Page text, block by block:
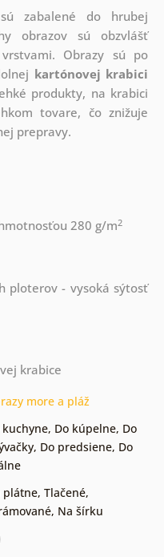
zabalené do hrubej
obrazov sú obzvlášť
Obrazy sú po
kartónovej krabici
produkty, na krabici
tovare, čo znižuje
prepravy.
280 g/m2
ploterov - vysoká sýtosť
krabice
more a pláž
kuchyne, Do kúpelne, Do
, Do predsiene, Do
plátne, Tlačené,
, Na šírku